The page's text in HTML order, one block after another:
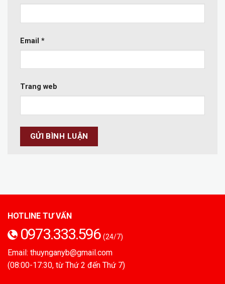
Email *
Trang web
HOTLINE TƯ VẤN
0973.333.596 (24/7)
Email: thuynganyb@gmail.com
(08:00-17:30, từ Thứ 2 đến Thứ 7)